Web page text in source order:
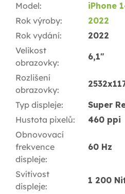
Model:
iPhone
Rok výroby:
2022
Rok vydání:
2022
Velikost
obrazovky:
6,1"
Rozlišení
obrazovky:
Typ displeje:
Super
Hustota pixelů:
460 ppi
Obnovovací
frekvence
displeje:
60 Hz
Svítivost
displeje:
1 200